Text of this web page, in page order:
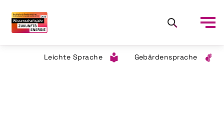
Leichte Sprache Gebärdensprache